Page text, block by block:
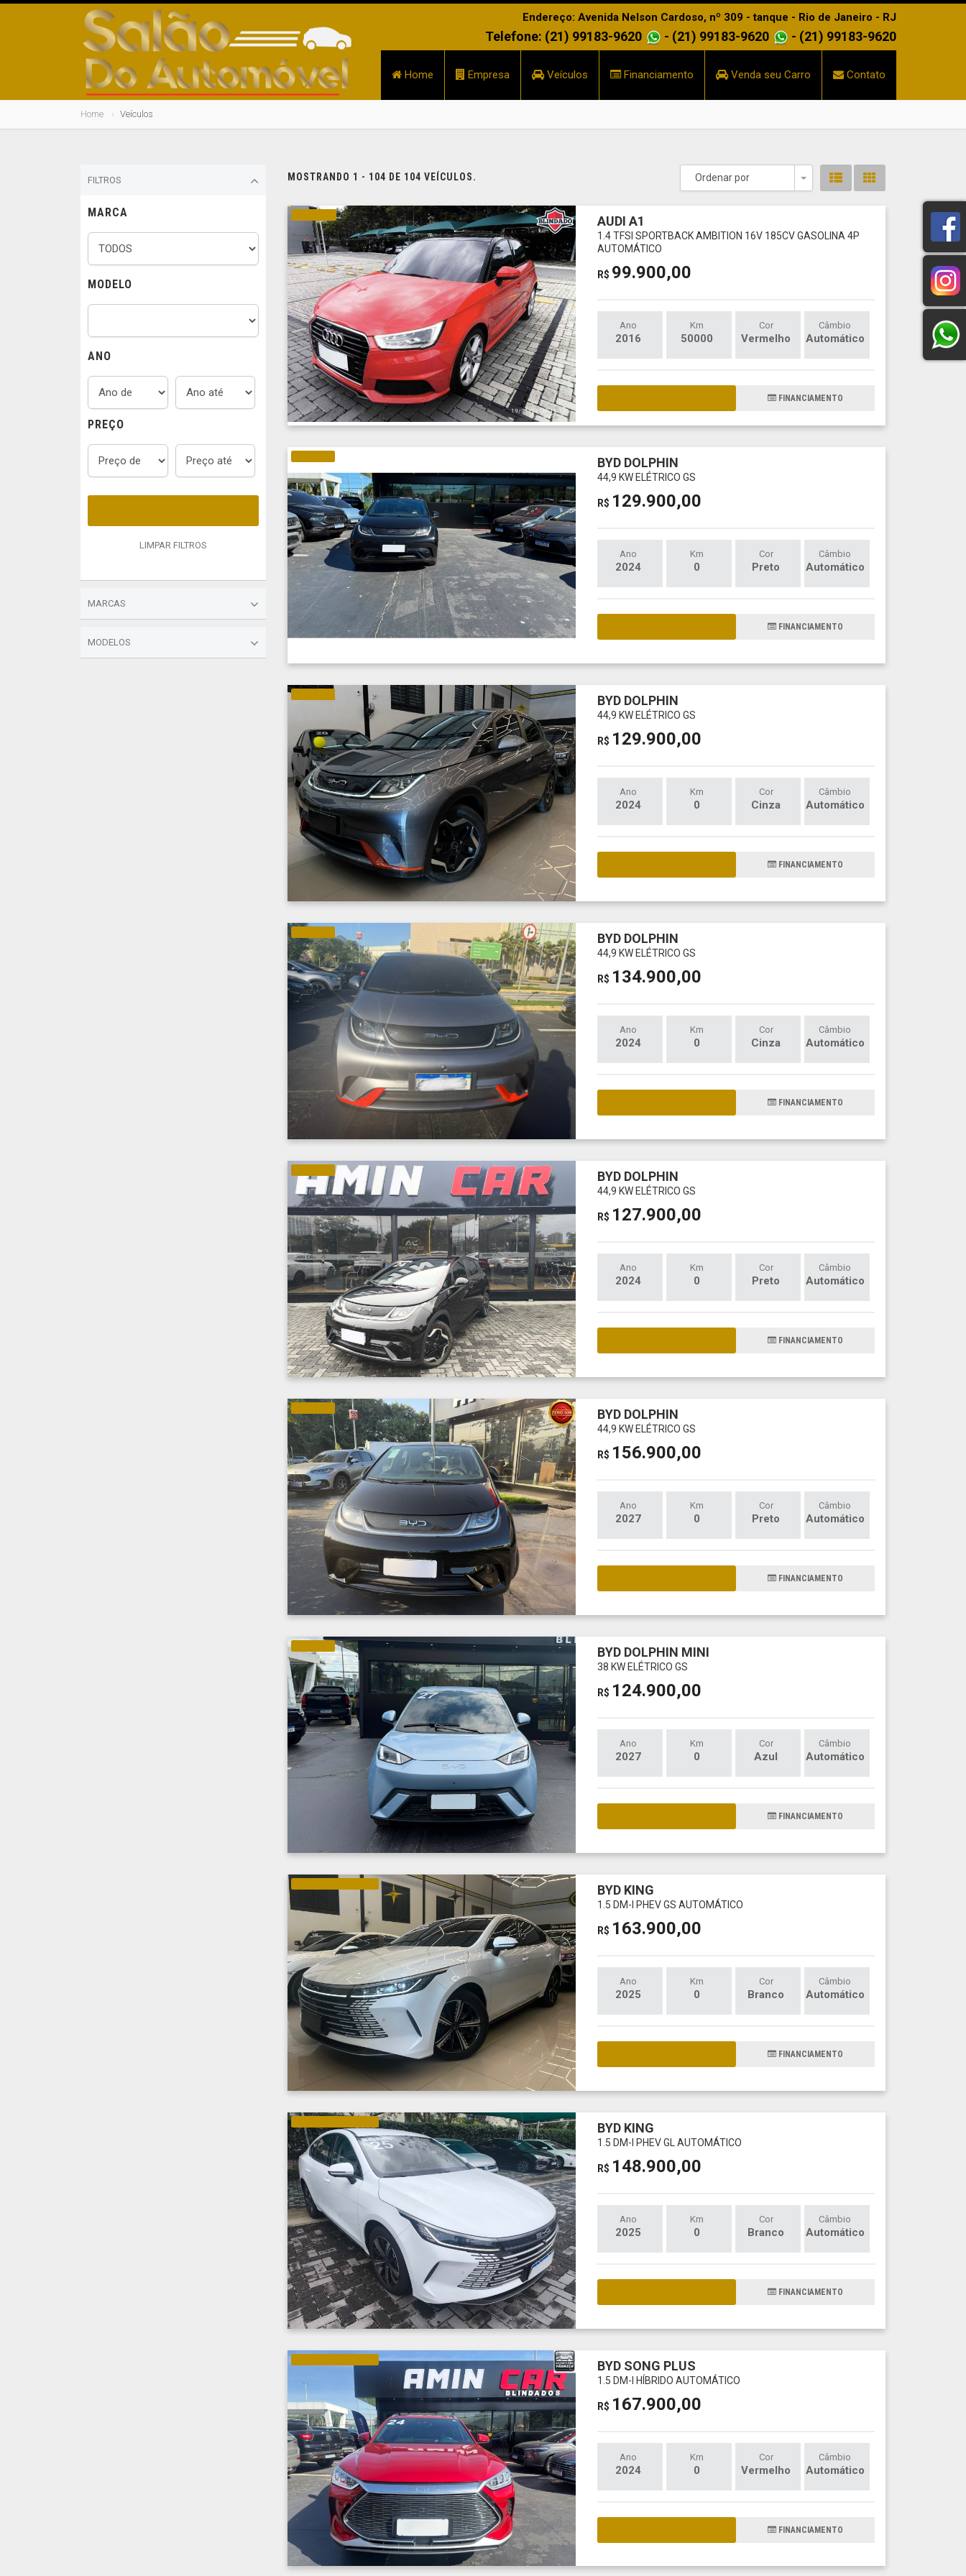
Endereço: Avenida Nelson Cardoso, nº 309 - tanque - Rio de Janeiro - RJ
Telefone: (21) 99183-9620 - (21) 99183-9620 - (21) 99183-9620
Home Empresa Veículos Financiamento Venda seu Carro Contato
Home Veículos
FILTROS
MARCA
MODELO
ANO
PREÇO
LIMPAR FILTROS
MARCAS
MODELOS
MOSTRANDO 1 - 104 DE 104 VEÍCULOS. Ordenar por
Toggle Dropdown
AUDI A1
1.4 TFSI SPORTBACK AMBITION 16V 185CV GASOLINA 4P
AUTOMÁTICO
R$ 99.900,00
Ano
2016
Km
50000
Cor
Vermelho
Câmbio
Automático
FINANCIAMENTO
BYD DOLPHIN
44,9 KW ELÉTRICO GS
R$ 129.900,00
Ano
2024
Km
0
Cor
Preto
Câmbio
Automático
FINANCIAMENTO
BYD DOLPHIN
44,9 KW ELÉTRICO GS
R$ 129.900,00
Ano
2024
Km
0
Cor
Cinza
Câmbio
Automático
FINANCIAMENTO
BYD DOLPHIN
44,9 KW ELÉTRICO GS
R$ 134.900,00
Ano
2024
Km
0
Cor
Cinza
Câmbio
Automático
FINANCIAMENTO
BYD DOLPHIN
44,9 KW ELÉTRICO GS
R$ 127.900,00
Ano
2024
Km
0
Cor
Preto
Câmbio
Automático
FINANCIAMENTO
BYD DOLPHIN
44,9 KW ELÉTRICO GS
R$ 156.900,00
Ano
2027
Km
0
Cor
Preto
Câmbio
Automático
FINANCIAMENTO
BYD DOLPHIN MINI
38 KW ELÉTRICO GS
R$ 124.900,00
Ano
2027
Km
0
Cor
Azul
Câmbio
Automático
FINANCIAMENTO
BYD KING
1.5 DM-I PHEV GS AUTOMÁTICO
R$ 163.900,00
Ano
2025
Km
0
Cor
Branco
Câmbio
Automático
FINANCIAMENTO
BYD KING
1.5 DM-I PHEV GL AUTOMÁTICO
R$ 148.900,00
Ano
2025
Km
0
Cor
Branco
Câmbio
Automático
FINANCIAMENTO
BYD SONG PLUS
1.5 DM-I HÍBRIDO AUTOMÁTICO
R$ 167.900,00
Ano
2024
Km
0
Cor
Vermelho
Câmbio
Automático
FINANCIAMENTO